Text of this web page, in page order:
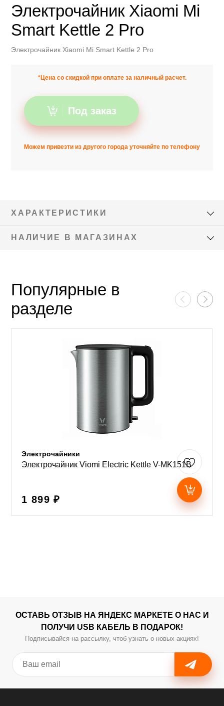
Электрочайник Xiaomi Mi
Smart Kettle 2 Pro
Электрочайник Xiaomi Mi Smart Kettle 2 Pro
*Цена со скидкой при оплате за наличный расчет.
Под заказ
Можем привезти из другого города уточняйте по телефону
ХАРАКТЕРИСТИКИ
НАЛИЧИЕ В МАГАЗИНАХ
Популярные в
разделе
Электрочайники
Электрочайник Viomi Electric Kettle V-MK151B
1 899 ₽
ОСТАВЬ ОТЗЫВ НА ЯНДЕКС МАРКЕТЕ О НАС И
ПОЛУЧИ USB КАБЕЛЬ В ПОДАРОК!
Подписывайся на рассылку, чтоб узнать о новых акциях!